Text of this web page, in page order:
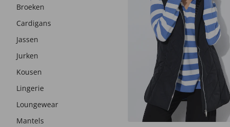
Broeken
Cardigans
Jassen
Jurken
Kousen
Lingerie
Loungewear
Mantels